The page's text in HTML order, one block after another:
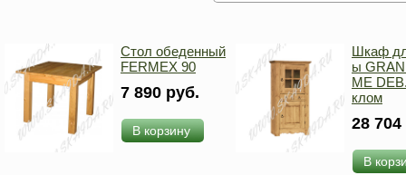
Стол обеденный
FERMEX 90
7 890 руб.
В корзину
Шкаф
ы
ME
клом
28
В